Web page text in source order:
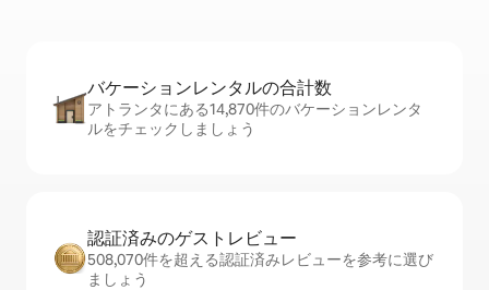
バケーションレ⁠ン⁠タ⁠ル⁠の合⁠計⁠数
アトランタにある14,870件のバケーションレンタ
ルをチェックしましょう
認証済みのゲ⁠ス⁠ト⁠レ⁠ビ⁠ュ⁠ー
508,070件を超える認証済みレビューを参考に選び
ましょう